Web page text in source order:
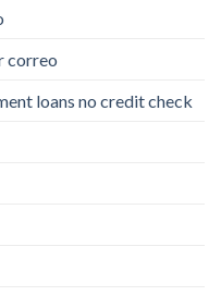
correo
loans no credit check